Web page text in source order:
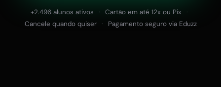
+2.496 alunos ativos
Cartão em até 12x ou Pix
Cancele quando quiser
Pagamento seguro via Eduzz